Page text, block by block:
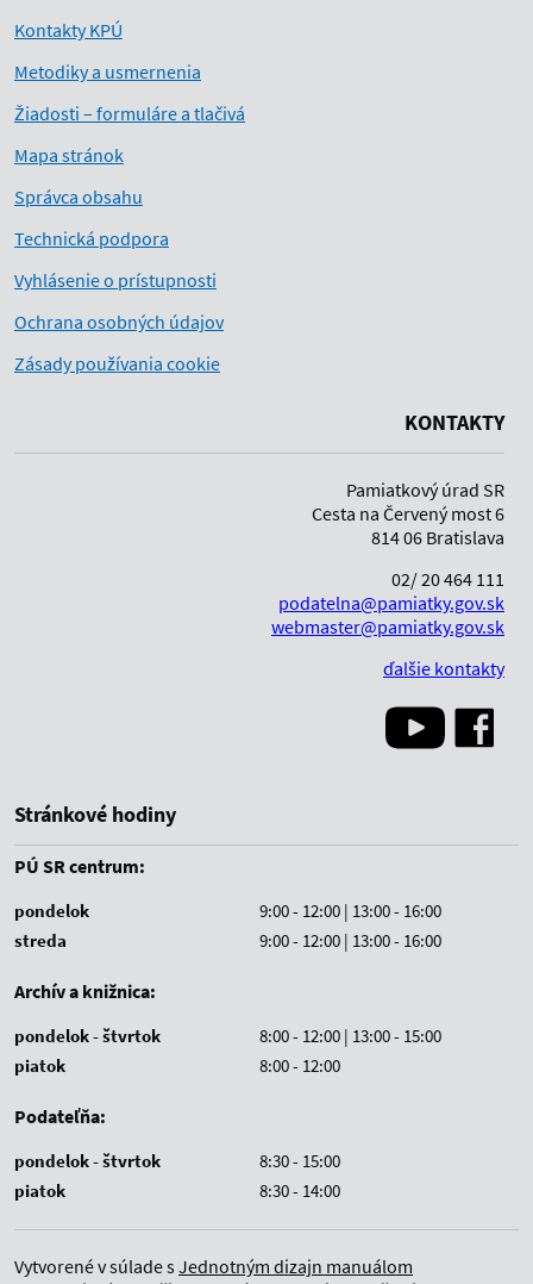
Kontakty KPÚ
Metodiky a usmernenia
Žiadosti – formuláre a tlačivá
Mapa stránok
Správca obsahu
Technická podpora
Vyhlásenie o prístupnosti
Ochrana osobných údajov
Zásady používania cookie
KONTAKTY
Pamiatkový úrad SR
Cesta na Červený most 6
814 06 Bratislava
02/ 20 464 111
podatelna@pamiatky.gov.sk
webmaster@pamiatky.gov.sk
ďalšie kontakty
Stránkové hodiny
PÚ SR centrum:
pondelok
9:00 - 12:00 | 13:00 - 16:00
streda
9:00 - 12:00 | 13:00 - 16:00
Archív a knižnica:
pondelok - štvrtok
8:00 - 12:00 | 13:00 - 15:00
piatok
8:00 - 12:00
Podateľňa:
pondelok - štvrtok
8:30 - 15:00
piatok
8:30 - 14:00
Vytvorené v súlade sJednotným dizajn manuálom